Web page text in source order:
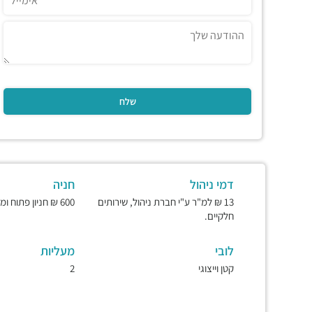
דמי ניהול
13 ₪ למ"ר ע"י חברת ניהול, שירותים
חלקיים.
חניה
600 ₪ חניון פתוח ומאובטח.
לובי
קטן וייצוגי
מעליות
2